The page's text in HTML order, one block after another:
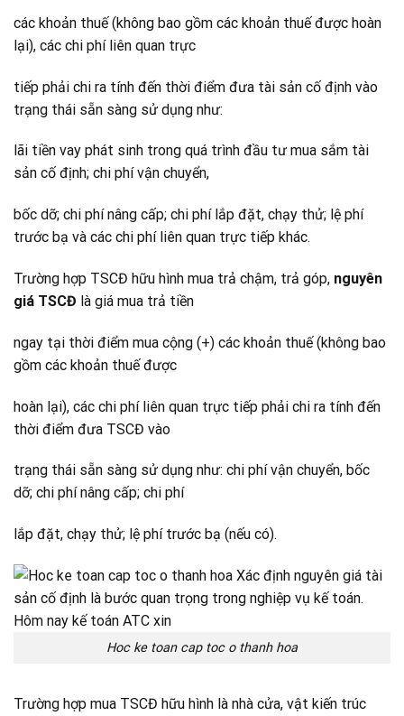
các khoản thuế (không bao gồm các khoản thuế được hoàn
lại), các chi phí liên quan trực
tiếp phải chi ra tính đến thời điểm đưa tài sản cố định vào
trạng thái sẵn sàng sử dụng như:
lãi tiền vay phát sinh trong quá trình đầu tư mua sắm tài
sản cố định; chi phí vận chuyển,
bốc dỡ; chi phí nâng cấp; chi phí lắp đặt, chạy thử; lệ phí
trước bạ và các chi phí liên quan trực tiếp khác.
Trường hợp TSCĐ hữu hình mua trả chậm, trả góp, nguyên
giá TSCĐ là giá mua trả tiền
ngay tại thời điểm mua cộng (+) các khoản thuế (không bao
gồm các khoản thuế được
hoàn lại), các chi phí liên quan trực tiếp phải chi ra tính đến
thời điểm đưa TSCĐ vào
trạng thái sẵn sàng sử dụng như: chi phí vận chuyển, bốc
dỡ; chi phí nâng cấp; chi phí
lắp đặt, chạy thử; lệ phí trước bạ (nếu có).
Hoc ke toan cap toc o thanh hoa
Trường hợp mua TSCĐ hữu hình là nhà cửa, vật kiến trúc